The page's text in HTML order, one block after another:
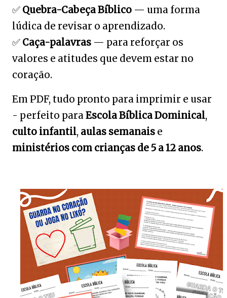
✅ Quebra-Cabeça Bíblico — uma forma
lúdica de revisar o aprendizado.
✅ Caça-palavras — para reforçar os
valores e atitudes que devem estar no
coração.
Em PDF, tudo pronto para imprimir e usar
- perfeito paraEscola Bíblica Dominical,
culto infantil, aulas semanais e
ministérios com crianças de 5 a 12 anos.